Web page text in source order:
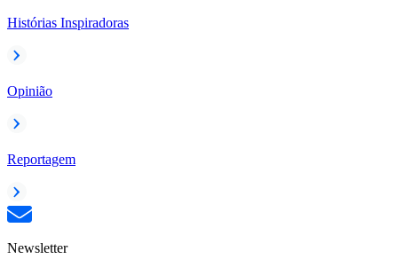
Histórias Inspiradoras
Opinião
Reportagem
Newsletter